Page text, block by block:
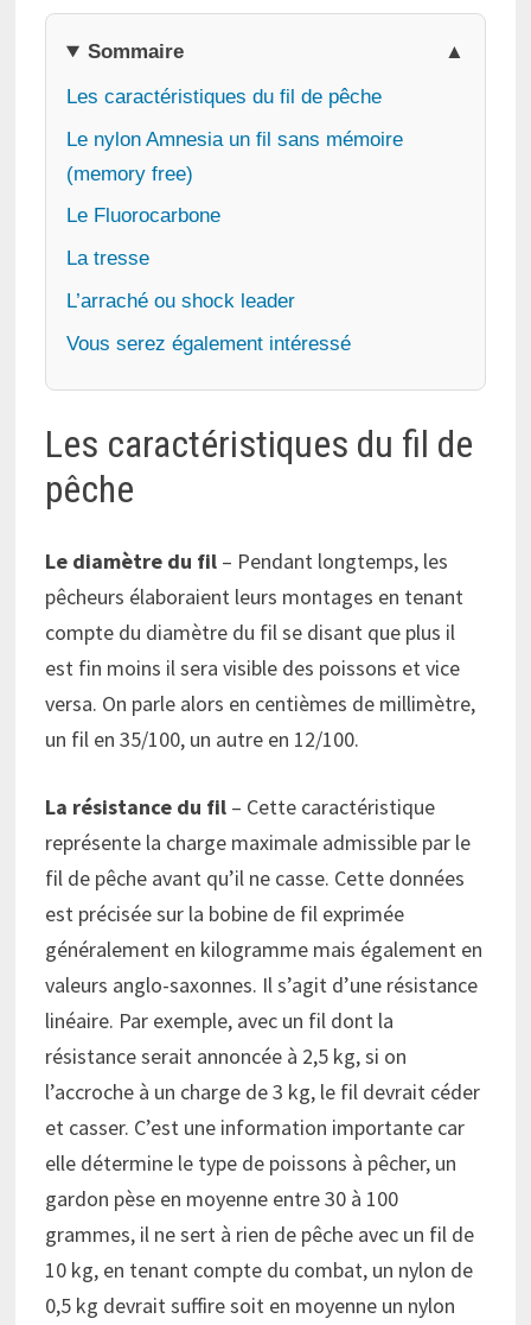
Sommaire
Les caractéristiques du fil de pêche
Le nylon Amnesia un fil sans mémoire
(memory free)
Le Fluorocarbone
La tresse
L’arraché ou shock leader
Vous serez également intéressé
Les caractéristiques du fil de
pêche
Le diamètre du fil– Pendant longtemps, les
pêcheurs élaboraient leurs montages en tenant
compte du diamètre du fil se disant que plus il
est fin moins il sera visible des poissons et vice
versa. On parle alors en centièmes de millimètre,
un fil en 35/100, un autre en 12/100.
La résistance du fil– Cette caractéristique
représente la charge maximale admissible par le
fil de pêche avant qu’il ne casse. Cette données
est précisée sur la bobine de fil exprimée
généralement en kilogramme mais également en
valeurs anglo-saxonnes. Il s’agit d’une résistance
linéaire. Par exemple, avec un fil dont la
résistance serait annoncée à 2,5 kg, si on
l’accroche à un charge de 3 kg, le fil devrait céder
et casser. C’est une information importante car
elle détermine le type de poissons à pêcher, un
gardon pèse en moyenne entre 30 à 100
grammes, il ne sert à rien de pêche avec un fil de
10 kg, en tenant compte du combat, un nylon de
0,5 kg devrait suffire soit en moyenne un nylon